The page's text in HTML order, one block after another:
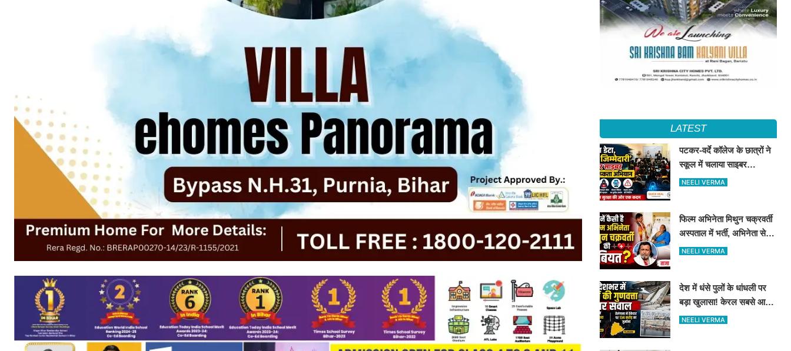
LATEST
पटकर-वर्दे कॉलेज के छात्रों ने
स्कूल में चलाया साइबर
जागरूकता अभियान, डिजिटल
NEELI VERMA
फिल्म अभिनेता मिथुन चक्रवर्ती
अस्पताल में भर्ती, अभिनेता से
मिले CM शुभेंदु अधिकारी
NEELI VERMA
देश में धंसे पुलों के धांधली पर
बड़ा खुलासा! केरल सबसे आगे,
तेलंगाना में ठेकेदार पर ₹134
NEELI VERMA